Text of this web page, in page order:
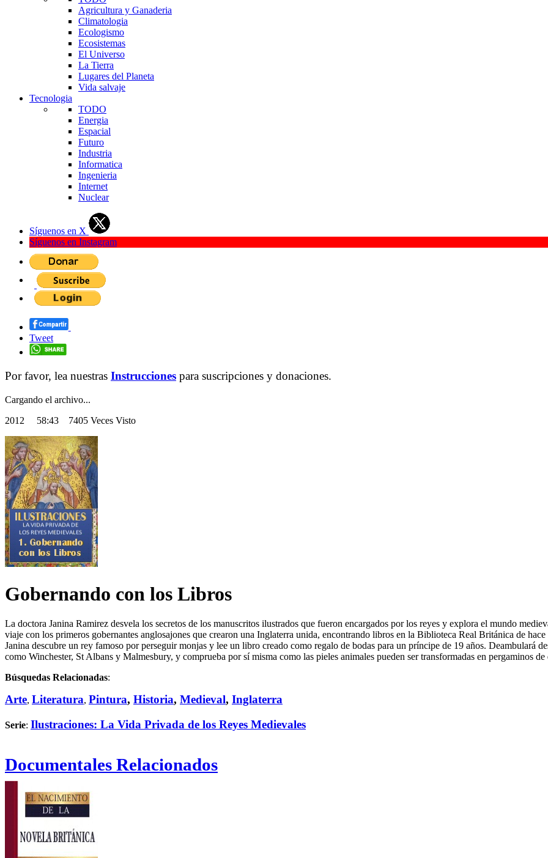
Agricultura y Ganaderia
Climatologia
Ecologismo
Ecosistemas
El Universo
La Tierra
Lugares del Planeta
Vida salvaje
Tecnologia
TODO
Energia
Espacial
Futuro
Industria
Informatica
Ingenieria
Internet
Nuclear
Síguenos en X
Síguenos en Instagram
Tweet
Por favor, lea nuestras Instrucciones para suscripciones y donaciones.
Cargando el archivo...
2012 58:43 7405 Veces Visto
Gobernando con los Libros
La doctora Janina Ramirez desvela los secretos de los manuscritos ilustrados que fueron encargados por los reyes y explora el mundo
viaje con los primeros gobernantes anglosajones que crearon una Inglaterra unida, encontrando libros en la Biblioteca Real Británica de
Janina descubre un rey famoso por perseguir monjas y lee un libro creado como regalo de bodas para un príncipe de 19 años. Deambulará
como Winchester, St Albans y Malmesbury, y comprueba por sí misma como las pieles animales pueden ser transformadas en pergaminos de
Búsquedas Relacionadas:
Arte, Literatura, Pintura, Historia, Medieval, Inglaterra
Serie: Ilustraciones: La Vida Privada de los Reyes Medievales
Documentales Relacionados